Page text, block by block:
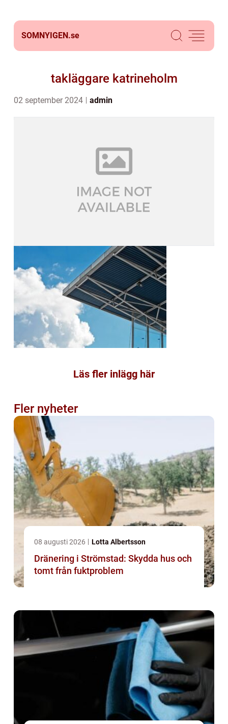
SOMNYIGEN.se
takläggare katrineholm
02 september 2024 admin
Läs fler inlägg här
Fler nyheter
08 augusti 2026 Lotta Albertsson
Dränering i Strömstad: Skydda hus och
tomt från fuktproblem